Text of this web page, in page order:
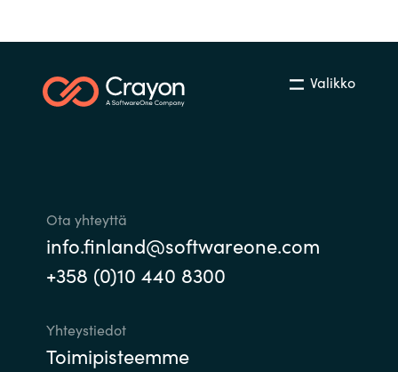
Valikko
Ota yhteyttä
info.finland@softwareone.com
+358 (0)10 440 8300
Yhteystiedot
Toimipisteemme